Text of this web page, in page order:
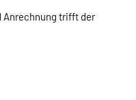
Anrechnung trifft der